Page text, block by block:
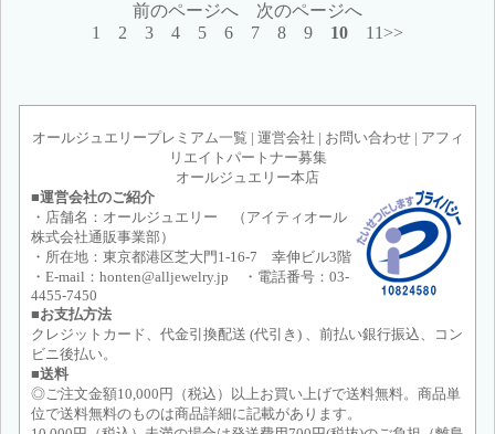
前のページへ
次のページへ
1
2 3 4 5 6 7 8 9 10 11>>
オールジュエリープレミアム一覧 | 運営会社 | お問い合わせ| アフィ
リエイトパートナー募集
オールジュエリー本店
■運営会社のご紹介
・店舗名：オールジュエリー （アイティオール
株式会社通販事業部）
・所在地：東京都港区芝大門1-16-7 幸伸ビル3階
・E-mail：honten@alljewelry.jp ・電話番号：03-
4455-7450
■お支払方法
クレジットカード、代金引換配送 (代引き) 、前払い銀行振込、コン
ビニ後払い。
■送料
◎ご注文金額10,000円（税込）以上お買い上げで送料無料。商品単
位で送料無料のものは商品詳細に記載があります。